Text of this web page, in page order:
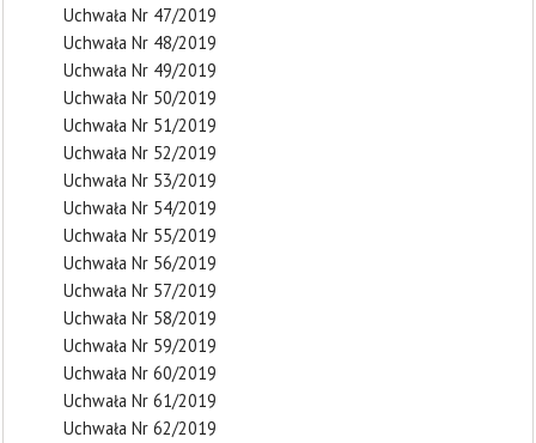
Uchwała Nr 47/2019
Uchwała Nr 48/2019
Uchwała Nr 49/2019
Uchwała Nr 50/2019
Uchwała Nr 51/2019
Uchwała Nr 52/2019
Uchwała Nr 53/2019
Uchwała Nr 54/2019
Uchwała Nr 55/2019
Uchwała Nr 56/2019
Uchwała Nr 57/2019
Uchwała Nr 58/2019
Uchwała Nr 59/2019
Uchwała Nr 60/2019
Uchwała Nr 61/2019
Uchwała Nr 62/2019